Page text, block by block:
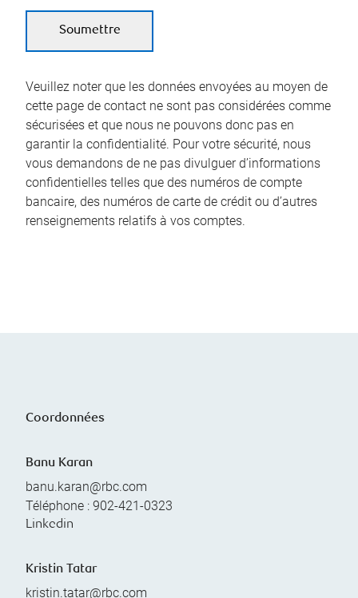
Veuillez noter que les données envoyées au moyen de
cette page de contact ne sont pas considérées comme
sécurisées et que nous ne pouvons donc pas en
garantir la confidentialité. Pour votre sécurité, nous
vous demandons de ne pas divulguer d’informations
confidentielles telles que des numéros de compte
bancaire, des numéros de carte de crédit ou d’autres
renseignements relatifs à vos comptes.
Coordonnées
Banu Karan
banu.karan@rbc.com
Téléphone : 902-421-0323
Linkedin
Kristin Tatar
kristin.tatar@rbc.com